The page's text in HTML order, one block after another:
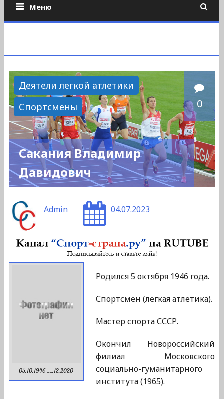
Меню
Деятели легкой атлетики
Спортсмены
0
Сакания Владимир
Давидович
Admin 04.07.2023
05.10.1946-__.12.2020
Родился 5 октября 1946 года.
Спортсмен (легкая атлетика).
Мастер спорта СССР.
Окончил Новороссийский
филиал Московского
социально-гуманитарного
института (1965).